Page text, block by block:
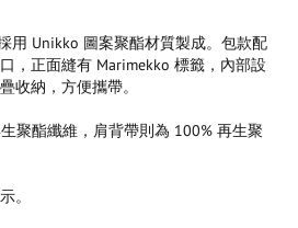
用 Unikko 圖案聚酯材質製成。包款配
，正面縫有 Marimekko 標籤，內部設
收納，方便攜帶。
聚酯纖維，肩背帶則為 100% 再生聚
。